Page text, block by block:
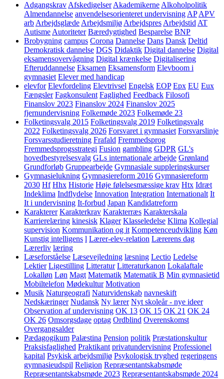
Adgangskrav Afskedigelser Akademikerne Alkoholpolitik
Almendannelse anvendelsesorienteret undervisning AP APV
arb Arbejdsglæde Arbejdsmiljø Arbejdspres Arbejdstid AT
Autisme Autoriteter Bæredygtighed Besparelse BNP
Brobygning campus Corona Dannelse Dans Dansk Deltid
Demokratisk dannelse DGS Didaktik Digital dannelse Digital
eksamensovervågning Digital krænkelse Digitalisering
Efteruddannelse Eksamen Eksamensform Elevboom i
gymnasiet Elever med handicap
elevfor Elevfordeling Elevtrivsel Engelsk EOP Epx EU Eux
Fængsler Fagkonsulent Faglighed Feedback Filosofi
Finanslov 2023 Finanslov 2024 Finanslov 2025
fjernundervisning Folkemøde 2023 Folkemøde 23
Folketingsvalg 2015 Folketingsvalg 2019 Folketingsvalg
2022 Folketingsvalg 2026 Forsvaret i gymnasiet Forsvarslinje
Forsvarsstudieretning Frafald Fremmedsprog
Fremmedsprogsstrategi Fusion gambling GDPR GL's
hovedbestyrelsesvalg GLs internationale arbejde Grønland
Grundforløb Gruppearbejde Gymnasiale suppleringskurser
Gymnasielukning Gymnasiereform 2016 Gymnasiereform
2030 Hf Hhx Historie Høje følelsesmæssige krav Htx Idræt
Indeklima Indflydelse Innovation Integration Internationalt It
It i undervisning It-forbud Japan Kandidatreform
Karakterer Karakterkrav Karakterræs Karakterskala
Karrierelæring kinesisk Klager Klasseledelse Klima Kollegial
supervision Kommunikation og it Kompetenceudvikling Køn
Kunstig intelligens l Lærer-elev-relation Lærerens dag
Lærerliv læring
Læseforståelse Læsevejledning læsning Lectio Ledelse
Lektier Ligestilling Litteratur Litteraturkanon Lokalaftale
Lokalløn Løn Magt Matematik Matematik B Min gymnasietid
Mobiltelefon Mødekultur Motivation
Musik Naturgeografi Naturvidenskab navneskift
Nedskæringer Nudansk Ny lærer Nyt skoleår - nye ideer
Observation af undervisning OK 13 OK 15 OK 21 OK 24
OK 26 Omsorgsdage optag Ordblind Overenskomst
Overgangsalder
Pædagogikum Palæstina Pension politik Præstationskultur
Praksisfaglighed Praktikant privatundervisning Professionel
kapital Psykisk arbejdsmiljø Psykologisk tryghed regeringens
gymnasieudspil Religion Repræsentantskabsmøde
Repræsentantskabsmøde 2023 Repræsentantskabsmøde 2024